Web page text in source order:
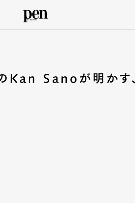
Kan Sanoが明かす、